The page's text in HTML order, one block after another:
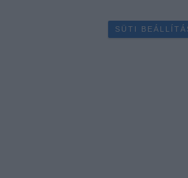
SÜTI